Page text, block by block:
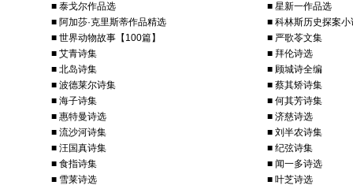
■ 泰戈尔作品选
■ 星新一作品选
■ 阿加莎·克里斯蒂作品精选
■ 科林斯历史探案小
■ 世界动物故事【100篇】
■ 严歌苓文集
■ 艾青诗集
■ 拜伦诗选
■ 北岛诗集
■ 顾城诗全编
■ 波德莱尔诗集
■ 蔡其矫诗集
■ 海子诗集
■ 何其芳诗集
■ 惠特曼诗选
■ 济慈诗选
■ 流沙河诗集
■ 刘半农诗集
■ 汪国真诗集
■ 纪弦诗集
■ 食指诗集
■ 闻一多诗选
■ 雪莱诗选
■ 叶芝诗选